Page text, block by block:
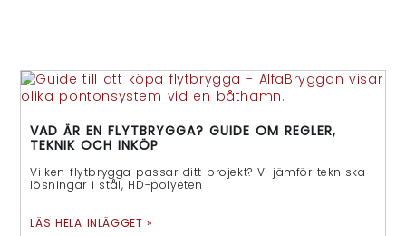
VAD ÄR EN FLYTBRYGGA? GUIDE OM REGLER,
TEKNIK OCH INKÖP
Vilken flytbrygga passar ditt projekt? Vi jämför tekniska
lösningar i stål, HD-polyeten
LÄS HELA INLÄGGET »